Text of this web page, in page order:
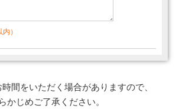
）
時間をいただく場合がありますので、
かじめご了承ください。